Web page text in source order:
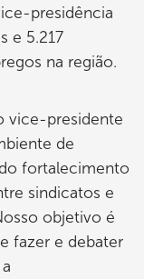
presidência
e 5.217
na região.
vice-presidente
de
fortalecimento
sindicatos e
objetivo é
fazer e debater